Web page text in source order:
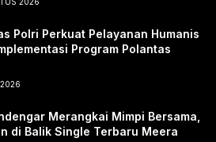
Polri Perkuat Pelayanan Humanis
Program Polantas
Merangkai Mimpi Bersama,
di Balik Single Terbaru Meera